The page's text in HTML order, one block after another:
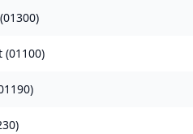
(01300)
(01100)
)
)